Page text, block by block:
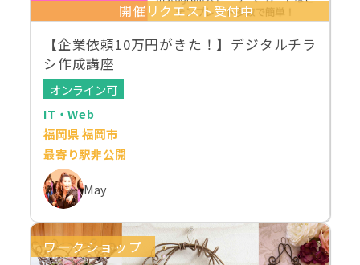
開催リクエスト受付中
【企業依頼10万円がきた！】デジタルチラ
シ作成講座
オンライン可
IT・Web
福岡県 福岡市
最寄り駅非公開
May
ワークショップ